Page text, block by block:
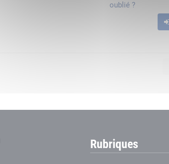
oublié ?
Rubriques